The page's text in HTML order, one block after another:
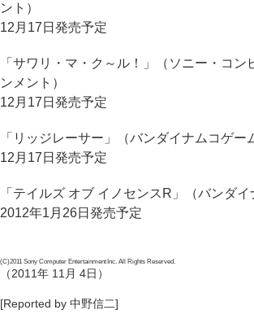
ント）
12月17日発売予定
「サワリ・マ・ク～ル！」（ソニー・コン
ンメント）
12月17日発売予定
「リッジレーサー」（バンダイナムコゲー
12月17日発売予定
「テイルズ オブ イノセンスR」（バンダイ
2012年1月26日発売予定
(C)2011 Sony Computer Entertainment Inc. All Rights Reserved.
（2011年 11月 4日）
[Reported by 中野信二]